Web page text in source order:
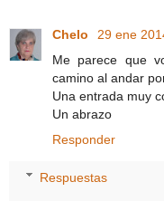
Chelo
29 ene
Me parece que
camino al andar
Una entrada muy
Un abrazo
Responder
Respuestas